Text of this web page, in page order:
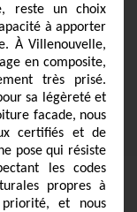
reste un choix
à apporter
À Villenouvelle,
en composite,
très prisé.
sa légèreté et
facade, nous
certifiés et de
pose qui résiste
les codes
propres à
et nous